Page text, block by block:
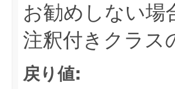
お勧めしない
注釈付きクラ
戻り値: